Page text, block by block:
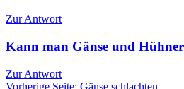
Zur Antwort
Kann man Gänse und
Zur Antwort
Vorherige Seite: Gänse schlachten